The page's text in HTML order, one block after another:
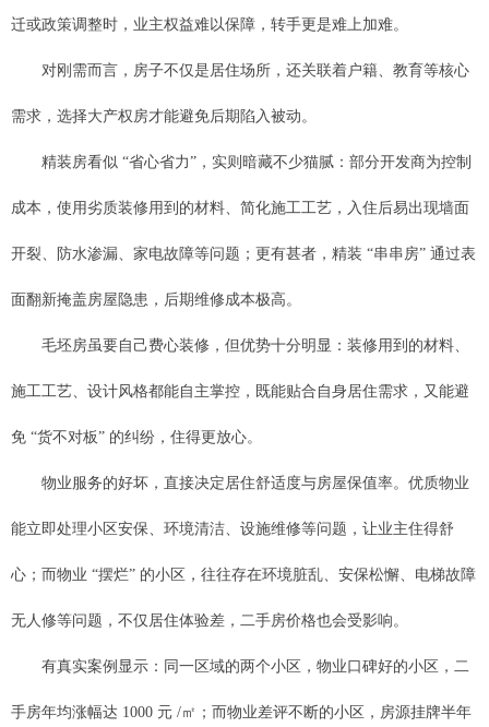
迁或政策调整时，业主权益难以保障，转手更是难上加难。
对刚需而言，房子不仅是居住场所，还关联着户籍、教育等核心
需求，选择大产权房才能避免后期陷入被动。
精装房看似 “省心省力”，实则暗藏不少猫腻：部分开发商为控制
成本，使用劣质装修用到的材料、简化施工工艺，入住后易出现墙面
开裂、防水渗漏、家电故障等问题；更有甚者，精装 “串串房” 通过表
面翻新掩盖房屋隐患，后期维修成本极高。
毛坯房虽要自己费心装修，但优势十分明显：装修用到的材料、
施工工艺、设计风格都能自主掌控，既能贴合自身居住需求，又能避
免 “货不对板” 的纠纷，住得更放心。
物业服务的好坏，直接决定居住舒适度与房屋保值率。优质物业
能立即处理小区安保、环境清洁、设施维修等问题，让业主住得舒
心；而物业 “摆烂” 的小区，往往存在环境脏乱、安保松懈、电梯故障
无人修等问题，不仅居住体验差，二手房价格也会受影响。
有真实案例显示：同一区域的两个小区，物业口碑好的小区，二
手房年均涨幅达 1000 元 /㎡；而物业差评不断的小区，房源挂牌半年